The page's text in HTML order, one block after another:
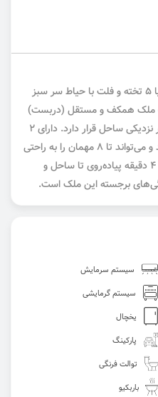
یک ملک همکف و مستقل (دربست)
با حیاطی سرسبز و دلباز است که در نزدیکی ساحل قرار دارد. دارای ۲
اتاق خواب با ۵ تخت خواب می‌باشد و می‌تواند تا ۸ مهمان را به راحتی
پذیرا شود. موقعیت عالی آن با تنها ۴ دقیقه پیاده‌روی تا ساحل و
برجسته این ملک است.
سیستم سرمایش
سیستم گرمایشی
یخچال
پارکینگ
توالت فرنگی
باربکیو